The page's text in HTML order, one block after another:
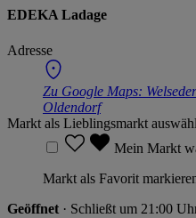
EDEKA Ladage
Adresse
Zu Google Maps:
Oldendorf
Markt als Lieblingsmarkt
Mein Markt
Markt als Favorit
Geöffnet · Schließt um 21:00